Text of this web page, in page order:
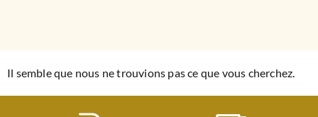
Il semble que nous ne trouvions pas ce que vous cherchez.